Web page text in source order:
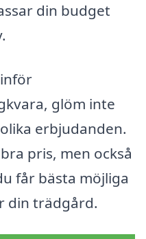
din budget
glöm inte
erbjudanden.
pris, men också
får bästa möjliga
din trädgård.